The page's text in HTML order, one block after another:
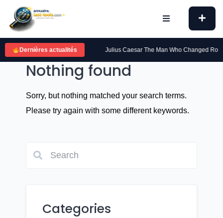
content
Dernières actualités
The Story of Art Julius Caesar The Man Who Changed Rome
Nothing found
Sorry, but nothing matched your search terms.
Please try again with some different keywords.
Categories